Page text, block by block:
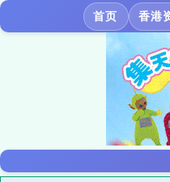
首页 香港